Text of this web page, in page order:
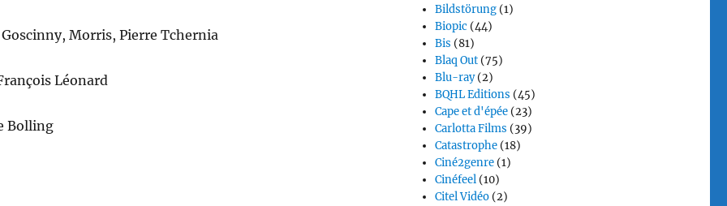
Goscinny, Morris, Pierre Tchernia
Léonard
Bolling
Bildstörung (1)
Biopic (44)
Bis (81)
Blaq Out (75)
Blu-ray(2)
BQHL Editions (45)
Cape et d'épée (23)
Carlotta Films (39)
Catastrophe (18)
Ciné2genre (1)
Cinéfeel (10)
Citel Vidéo (2)